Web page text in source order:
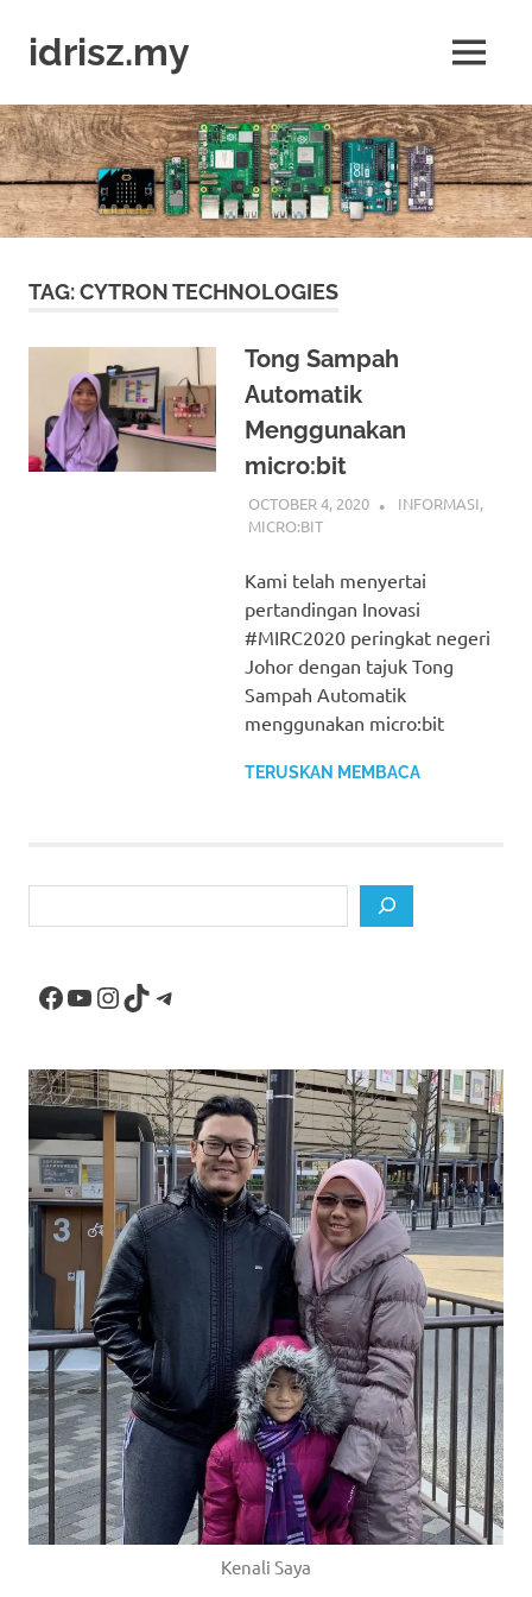
contentidrisz.my
Raspberry
Pi,
Arduino,
micro:bit
MENU
TAG:CYTRON TECHNOLOGIES
Tong Sampah
Automatik
Menggunakan
micro:bit
OCTOBER 4, 2020 IDRIS
INFORMASI,
MICRO:BIT
Kami telah menyertai
pertandingan Inovasi
#MIRC2020 peringkat negeri
Johor dengan tajuk Tong
Sampah Automatik
menggunakan micro:bit
TERUSKAN MEMBACA
Facebook
YouTube
Instagram
TikTokTelegram
Kenali Saya